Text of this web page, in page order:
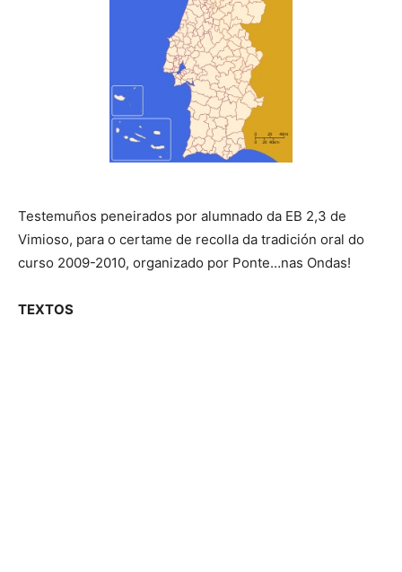
Testemuños peneirados por alumnado da EB 2,3 de
Vimioso, para o certame de recolla da tradición oral do
curso 2009-2010, organizado por Ponte…nas Ondas!
TEXTOS